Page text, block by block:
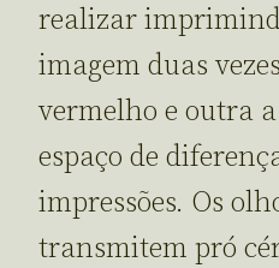
realizar
imagem duas
vermelho e outra
espaço de
impressões. Os
transmitem pró